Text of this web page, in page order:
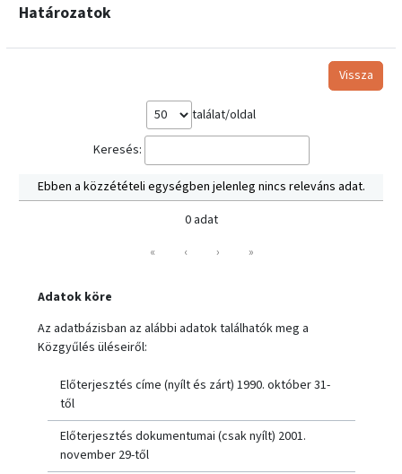
Határozatok
Vissza
találat/oldal
Keresés:
Ebben a közzétételi egységben jelenleg nincs releváns adat.
0 adat
«
‹ › »
Adatok köre
Az adatbázisban az alábbi adatok találhatók meg a
Közgyűlés üléseiről:
Előterjesztés címe (nyílt és zárt) 1990. október 31-
től
Előterjesztés dokumentumai (csak nyílt) 2001.
november 29-től